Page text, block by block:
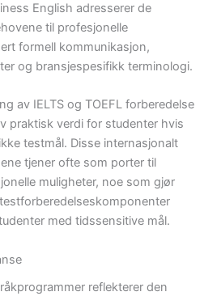
English adresserer de
til profesjonelle
formell kommunikasjon,
og bransjespesifikk terminologi.
av IELTS og TOEFL forberedelse
praktisk verdi for studenter hvis
testmål. Disse internasjonalt
tjener ofte som porter til
muligheter, noe som gjør
med tidssensitive mål.
reflekterer den